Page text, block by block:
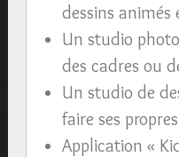
dessins animés
Un studio
des cadres ou
Un studio de
faire ses
Application «